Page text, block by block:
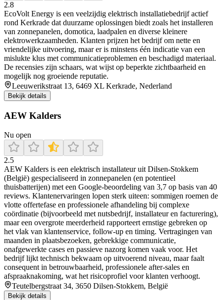
2.8
EcoVolt Energy is een veelzijdig elektrisch installatiebedrijf actief
rond Kerkrade dat duurzame oplossingen biedt zoals het installeren
van zonnepanelen, domotica, laadpalen en diverse kleinere
elektrowerkzaamheden. Klanten prijzen het bedrijf om nette en
vriendelijke uitvoering, maar er is minstens één indicatie van een
mislukte klus met communicatieproblemen en beschadigd materiaal.
De recensies zijn schaars, wat wijst op beperkte zichtbaarheid en
mogelijk nog groeiende reputatie.
Leeuwerikstraat 13, 6469 XL Kerkrade, Nederland
Bekijk details
AEW Kalders
Nu open
2.5
AEW Kalders is een elektrisch installateur uit Dilsen‑Stokkem
(België) gespecialiseerd in zonnepanelen (en potentieel
thuisbatterijen) met een Google-beoordeling van 3,7 op basis van 40
reviews. Klantenervaringen lopen sterk uiteen: sommigen roemen de
vlotte offertefase en professionele afhandeling bij complexe
coördinatie (bijvoorbeeld met nutsbedrijf, installateur en facturering),
maar een overgrote meerderheid rapporteert ernstige gebreken op
het vlak van klantenservice, follow-up en timing. Vertragingen van
maanden in plaatsbezoeken, gebrekkige communicatie,
onafgewerkte cases en passieve nazorg komen vaak voor. Het
bedrijf lijkt technisch bekwaam op uitvoerend niveau, maar faalt
consequent in betrouwbaarheid, professionele after‑sales en
afspraaknakoming, wat het risicoprofiel voor klanten verhoogt.
Teutelbergstraat 34, 3650 Dilsen-Stokkem, België
Bekijk details